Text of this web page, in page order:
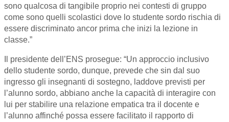
sono qualcosa di tangibile proprio nei contesti di gruppo
come sono quelli scolastici dove lo studente sordo rischia di
essere discriminato ancor prima che inizi la lezione in
classe.”
Il presidente dell’ENS prosegue: “Un approccio inclusivo
dello studente sordo, dunque, prevede che sin dal suo
ingresso gli insegnanti di sostegno, laddove previsti per
l’alunno sordo, abbiano anche la capacità di interagire con
lui per stabilire una relazione empatica tra il docente e
l’alunno affinché possa essere facilitato il rapporto di